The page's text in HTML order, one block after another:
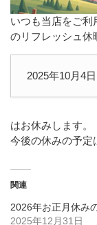
いつも当店をご利
のリフレッシュ休
2025年10月4
はお休みします。
今後の休みの予定
関連
2026年お正月休み
2025年12月31日